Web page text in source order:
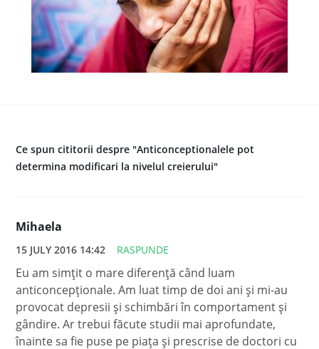
Ce spun cititorii despre "Anticonceptionalele pot
determina modificari la nivelul creierului"
Mihaela
15 JULY 2016 14:42 RASPUNDE
Eu am simțit o mare diferență când luam
anticoncepționale. Am luat timp de doi ani și mi-au
provocat depresii și schimbări în comportament și
gândire. Ar trebui făcute studii mai aprofundate,
înainte sa fie puse pe piața și prescrise de doctori cu